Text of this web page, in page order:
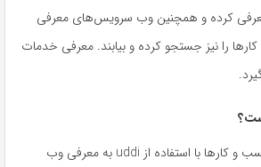
معرفی کرده و همچنین وب سرویس‌های معرفی
را نیز جستجو کرده و بیابند. معرفی خدمات
در عنوان قبلی گفتیم که کسب و کارها با استفاده از uddi به معرفی وب